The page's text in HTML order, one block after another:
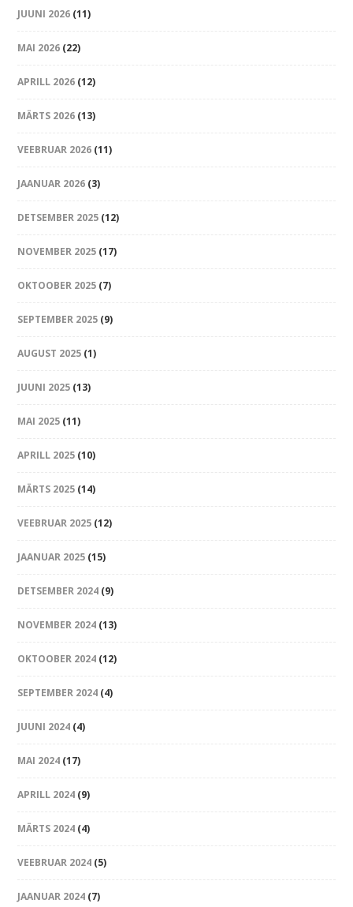
JUUNI 2026 (11)
MAI 2026 (22)
APRILL 2026 (12)
MÄRTS 2026 (13)
VEEBRUAR 2026 (11)
JAANUAR 2026 (3)
DETSEMBER 2025 (12)
NOVEMBER 2025 (17)
OKTOOBER 2025 (7)
SEPTEMBER 2025 (9)
AUGUST 2025 (1)
JUUNI 2025 (13)
MAI 2025 (11)
APRILL 2025 (10)
MÄRTS 2025 (14)
VEEBRUAR 2025 (12)
JAANUAR 2025 (15)
DETSEMBER 2024 (9)
NOVEMBER 2024 (13)
OKTOOBER 2024 (12)
SEPTEMBER 2024 (4)
JUUNI 2024 (4)
MAI 2024 (17)
APRILL 2024 (9)
MÄRTS 2024 (4)
VEEBRUAR 2024 (5)
JAANUAR 2024 (7)